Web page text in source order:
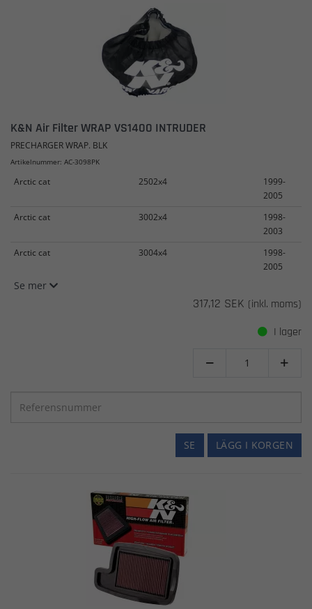
K&N Air Filter WRAP VS1400 INTRUDER
PRECHARGER WRAP. BLK
Artikelnummer: AC-3098PK
Arctic cat 2502x4
1999-
2005
Arctic cat
3002x4
1998-
2003
Arctic cat
3004x4
1998-
2005
Se mer
317,12 SEK (inkl. moms)
I lager
 
LÄGG I KORGEN
SE